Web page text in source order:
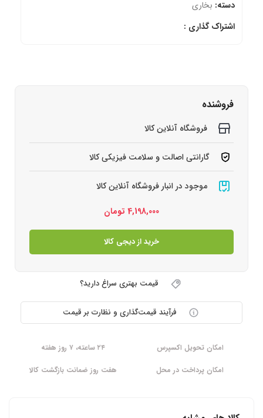
دسته: بخاری
اشتراک گذاری :
فروشنده
فروشگاه آنلاین کالا
گارانتی اصالت و سلامت فیزیکی کالا
موجود در انبار فروشگاه آنلاین کالا
4,198,000 تومان
خرید از دیجی کالا
قیمت بهتری سراغ دارید؟
فرآیند قیمت‌گذاری و نظارت بر قیمت
امکان تحویل اکسپرس
۲۴ ساعته، ۷ روز هفته
امکان پرداخت در محل
هفت روز ضمانت بازگشت کالا